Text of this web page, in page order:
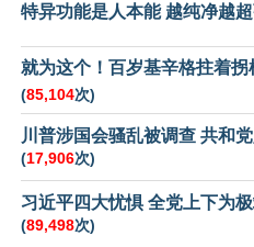
特异功能是人本能 越纯净越
就为这个！百岁基辛格拄着
(85,104次)
川普涉国会骚乱被调查 共和
(17,906次)
习近平四大忧惧 全党上下为
(89,498次)